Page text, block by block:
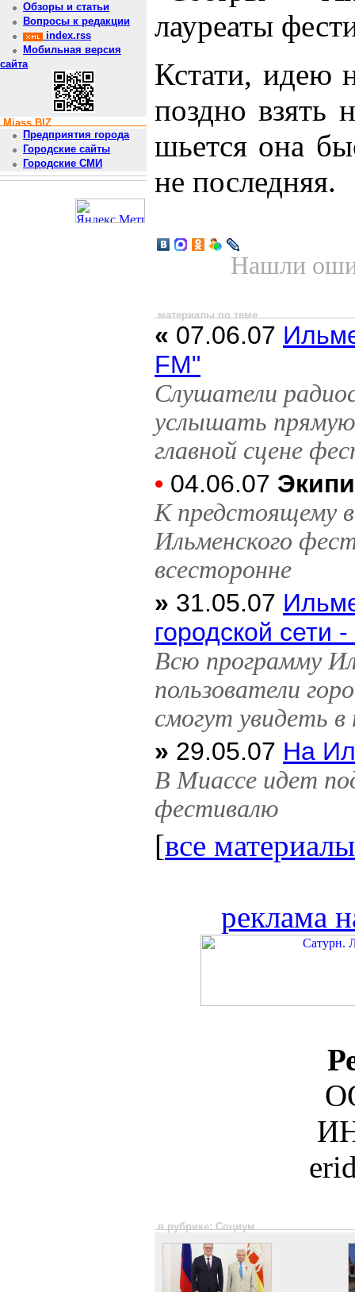
Обзоры и статьи
Вопросы к редакции
index.rss
Мобильная версия
сайта
Miass.BIZ
Предприятия города
Городские сайты
Городские СМИ
лауреаты
Кстати, идею
поздно взять
шьется она
не последняя.
Нашли
материалы по теме
« 07.06.07
FM"
Слушатели
услышать
главной сцене
• 04.06.07
К предстоящему
Ильменского
всесторонне
» 31.05.07
городской сети
Всю программу
пользователи
смогут увидеть
» 29.05.07 На
В Миассе идет
фестивалю
[все
реклама
в рубрике: Социум